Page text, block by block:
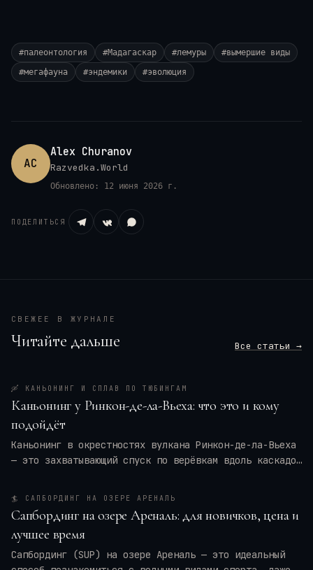
#палеонтология #Мадагаскар #лемуры #вымершие виды
#мегафауна #эндемики #эволюция
AC
Alex Churanov
Razvedka.World
Обновлено: 12 июня 2026 г.
ПОДЕЛИТЬСЯ
СВЕЖЕЕ В ЖУРНАЛЕ
Читайте дальше Все статьи →
🛶 КАНЬОНИНГ И СПЛАВ ПО ТЮБИНГАМ
Каньонинг у Ринкон-де-ла-Вьеха: что это и кому
подойдёт
Каньонинг в окрестностях вулкана Ринкон-де-ла-Вьеха
— это захватывающий спуск по верёвкам вдоль каскадов
новичков или только для профи? Мы разберём программу
тура, требования к физической форме, оптимальные
месяцы и актуальные цены на 2026 год. Вы также
получите практические советы по экипировке и
🏄 САПБОРДИНГ НА ОЗЕРЕ АРЕНАЛЬ
Сапбординг на озере Ареналь: для новичков, цена и
лучшее время
Сапбординг (SUP) на озере Ареналь — это идеальный